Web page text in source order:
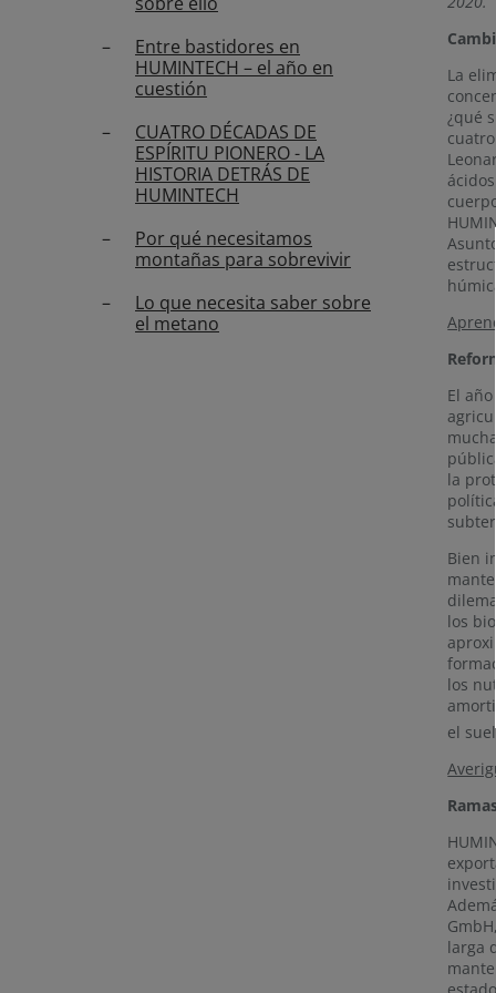
Entre bastidores en
HUMINTECH – el año en
cuestión
CUATRO DÉCADAS DE
ESPÍRITU PIONERO - LA
HISTORIA DETRÁS DE
HUMINTECH
Por qué necesitamos
montañas para sobrevivir
Lo que necesita saber sobre
el metano
La
¿qué
El
la
Bien
los
los
el
larga